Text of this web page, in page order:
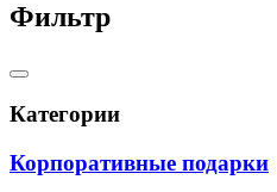
Фильтр
Категории
Корпоративные подарки